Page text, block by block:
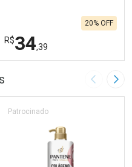
R$34,39
20% OFF
Laboratório
Por Menos
Imagem
Patrocinado